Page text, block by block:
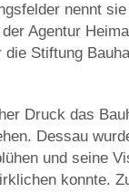
nennt
Agentur
Stiftung
Druck das
Dessau
und seine
konnte.